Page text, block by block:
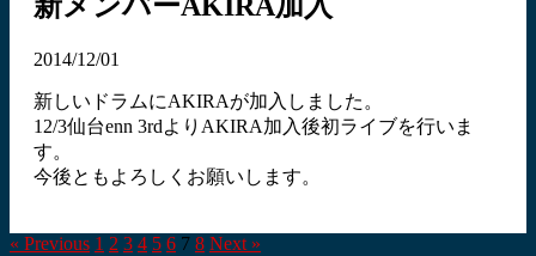
新メンバーAKIRA加入
2014/12/01
新しいドラムにAKIRAが加入しました。
12/3仙台enn 3rdよりAKIRA加入後初ライブを行いま
す。
今後ともよろしくお願いします。
« Previous 1 2 3 4 5 6 7 8 Next »